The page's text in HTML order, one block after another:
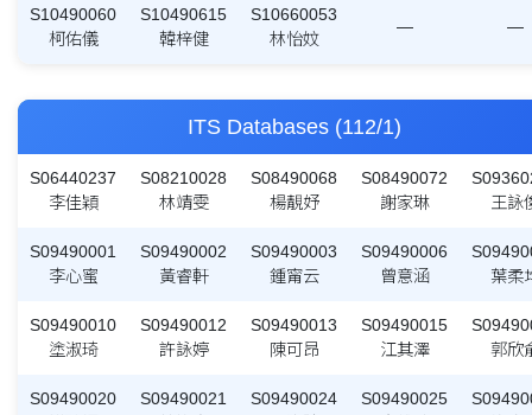
S10490060
柯佑儀
S10490615
韓梓健
S10660053
林怡妏
— —
ITS Databases (112/1)
S06440237
李佳穎
S08210028
林靖雯
S08490068
楊靚妤
S08490072
謝家琳
王詠
S09490001
李心蜜
S09490002
黃睿軒
S09490003
鍾甯云
S09490006
曾意涵
葉柔
S09490010
塗淑琦
S09490012
許詠婷
S09490013
陳可昂
S09490015
江其澤
郭欣
S09490020
S09490021
S09490024
S09490025